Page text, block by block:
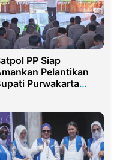
PP Siap
Pelantikan
Purwakarta